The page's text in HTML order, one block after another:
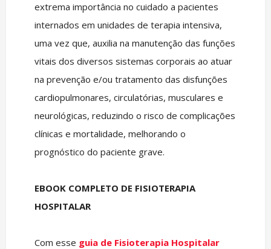
extrema importância no cuidado a pacientes
internados em unidades de terapia intensiva,
uma vez que, auxilia na manutenção das funções
vitais dos diversos sistemas corporais ao atuar
na prevenção e/ou tratamento das disfunções
cardiopulmonares, circulatórias, musculares e
neurológicas, reduzindo o risco de complicações
clínicas e mortalidade, melhorando o
prognóstico do paciente grave.
EBOOK COMPLETO DE FISIOTERAPIA
HOSPITALAR
Com esse guia de Fisioterapia Hospitalar